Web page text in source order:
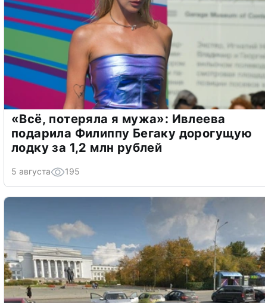
«Всё, потеряла я мужа»: Ивлеева
подарила Филиппу Бегаку дорогущую
лодку за 1,2 млн рублей
5 августа 195